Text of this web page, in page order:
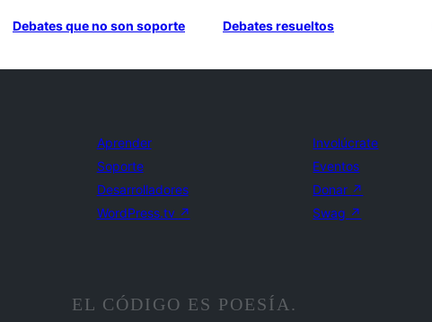
Debates que no son soporte Debates resueltos
Aprender
Soporte
Desarrolladores
WordPress.tv ↗
Involúcrate
Eventos
Donar ↗
Swag ↗
EL CÓDIGO ES POESÍA.